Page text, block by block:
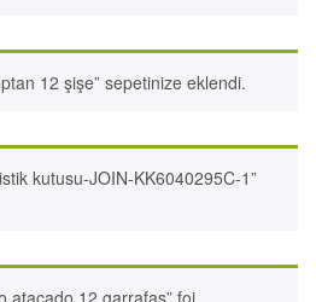
12 şişe” sepetinize eklendi.
kutusu-JOIN-KK6040295C-1”
atacado 12 garrafas” foi